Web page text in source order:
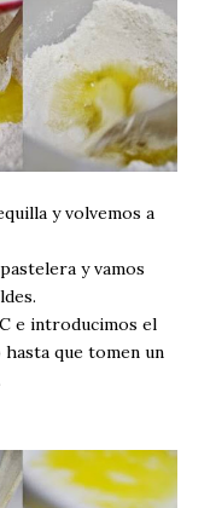
y volvemos a
y vamos
e introducimos el
que tomen un